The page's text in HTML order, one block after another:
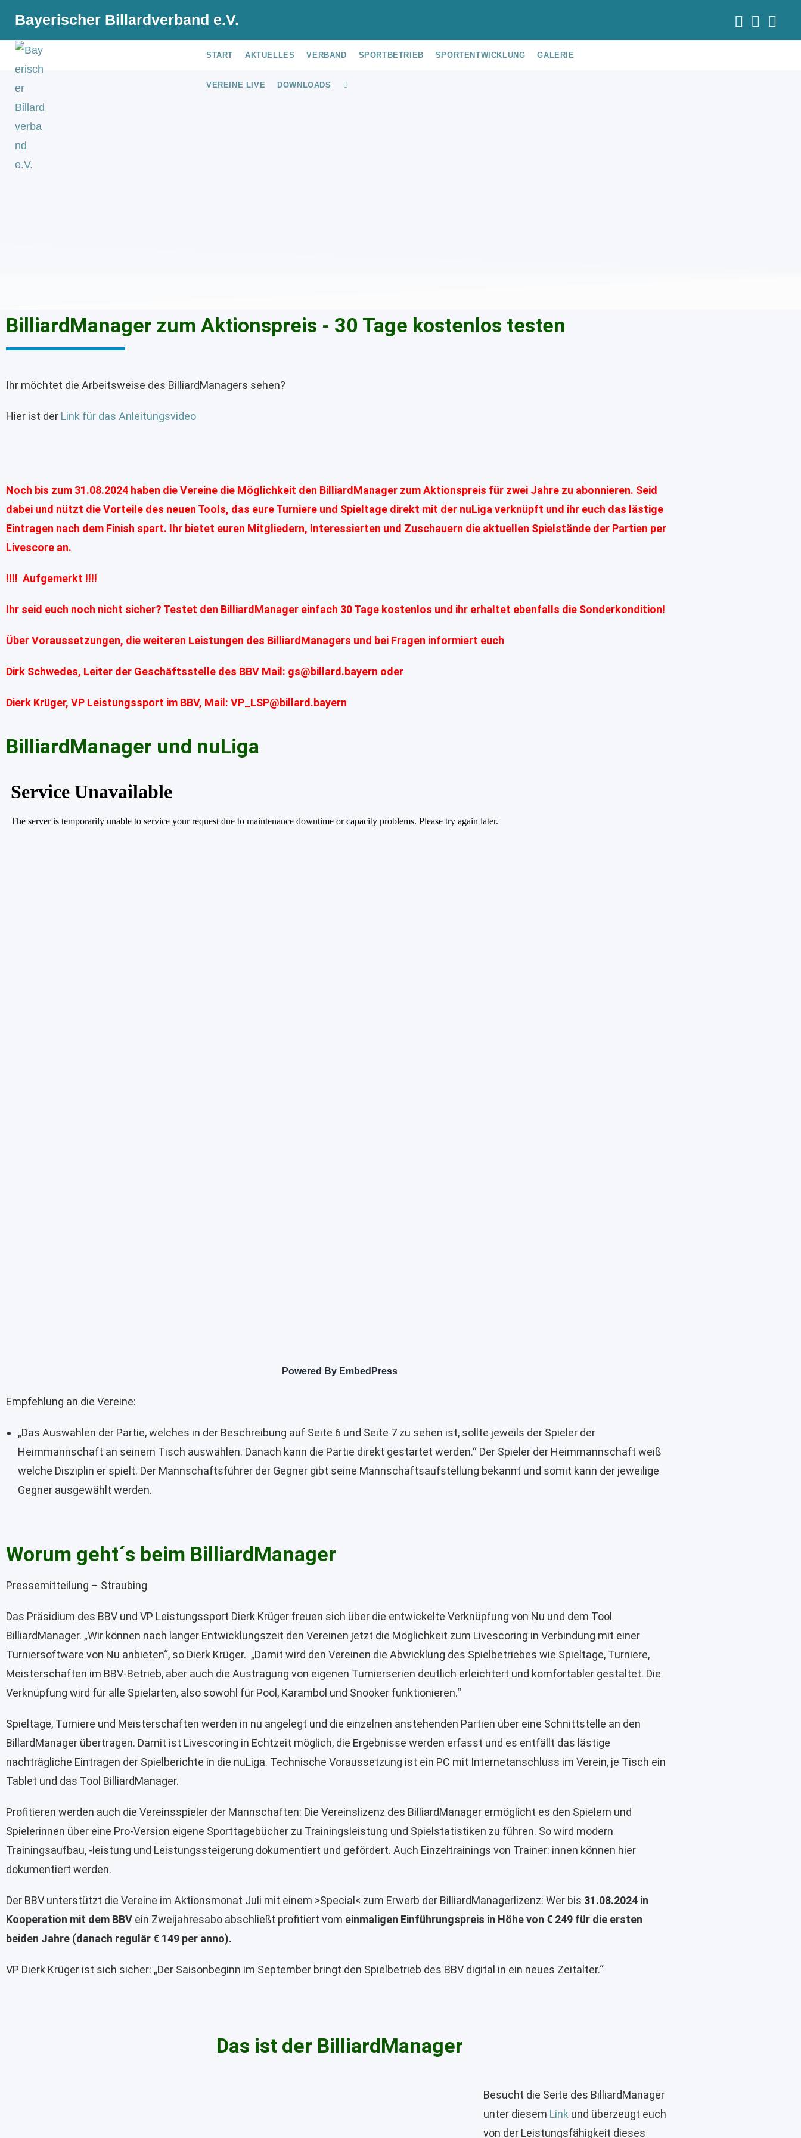
Bayerischer Billardverband e.V.
START AKTUELLES VERBAND SPORTBETRIEB SPORTENTWICKLUNG GALERIE
VEREINE LIVE DOWNLOADS
BilliardManager zum Aktionspreis - 30 Tage kostenlos testen
Ihr möchtet die Arbeitsweise des BilliardManagers sehen?
Hier ist der Link für das Anleitungsvideo
Noch bis zum 31.08.2024 haben die Vereine die Möglichkeit den BilliardManager zum Aktionspreis für zwei Jahre zu abonnieren. Seid
dabei und nützt die Vorteile des neuen Tools, das eure Turniere und Spieltage direkt mit der nuLiga verknüpft und ihr euch das lästige
Eintragen nach dem Finish spart. Ihr bietet euren Mitgliedern, Interessierten und Zuschauern die aktuellen Spielstände der Partien per
Livescore an.
!!!! Aufgemerkt !!!!
Ihr seid euch noch nicht sicher? Testet den BilliardManager einfach 30 Tage kostenlos und ihr erhaltet ebenfalls die Sonderkondition!
Über Voraussetzungen, die weiteren Leistungen des BilliardManagers und bei Fragen informiert euch
Dirk Schwedes, Leiter der Geschäftsstelle des BBV Mail: gs@billard.bayern oder
Dierk Krüger, VP Leistungssport im BBV, Mail: VP_LSP@billard.bayern
BilliardManager und nuLiga
Powered By EmbedPress
Empfehlung an die Vereine:
„Das Auswählen der Partie, welches in der Beschreibung auf Seite 6 und Seite 7 zu sehen ist, sollte jeweils der Spieler der
Heimmannschaft an seinem Tisch auswählen. Danach kann die Partie direkt gestartet werden.“ Der Spieler der Heimmannschaft weiß
welche Disziplin er spielt. Der Mannschaftsführer der Gegner gibt seine Mannschaftsaufstellung bekannt und somit kann der jeweilige
Gegner ausgewählt werden.
Worum geht´s beim BilliardManager
Pressemitteilung – Straubing
Das Präsidium des BBV und VP Leistungssport Dierk Krüger freuen sich über die entwickelte Verknüpfung von Nu und dem Tool
BilliardManager. „Wir können nach langer Entwicklungszeit den Vereinen jetzt die Möglichkeit zum Livescoring in Verbindung mit einer
Turniersoftware von Nu anbieten“, so Dierk Krüger. „Damit wird den Vereinen die Abwicklung des Spielbetriebes wie Spieltage, Turniere,
Meisterschaften im BBV-Betrieb, aber auch die Austragung von eigenen Turnierserien deutlich erleichtert und komfortabler gestaltet. Die
Verknüpfung wird für alle Spielarten, also sowohl für Pool, Karambol und Snooker funktionieren.“
Spieltage, Turniere und Meisterschaften werden in nu angelegt und die einzelnen anstehenden Partien über eine Schnittstelle an den
BillardManager übertragen. Damit ist Livescoring in Echtzeit möglich, die Ergebnisse werden erfasst und es entfällt das lästige
nachträgliche Eintragen der Spielberichte in die nuLiga. Technische Voraussetzung ist ein PC mit Internetanschluss im Verein, je Tisch ein
Tablet und das Tool BilliardManager.
Profitieren werden auch die Vereinsspieler der Mannschaften: Die Vereinslizenz des BilliardManager ermöglicht es den Spielern und
Spielerinnen über eine Pro-Version eigene Sporttagebücher zu Trainingsleistung und Spielstatistiken zu führen. So wird modern
Trainingsaufbau, -leistung und Leistungssteigerung dokumentiert und gefördert. Auch Einzeltrainings von Trainer: innen können hier
dokumentiert werden.
Der BBV unterstützt die Vereine im Aktionsmonat Juli mit einem >Special< zum Erwerb der BilliardManagerlizenz: Wer bis 31.08.2024 in
Kooperation mit dem BBV ein Zweijahresabo abschließt profitiert vom einmaligen Einführungspreis in Höhe von € 249 für die ersten
beiden Jahre (danach regulär € 149 per anno).
VP Dierk Krüger ist sich sicher: „Der Saisonbeginn im September bringt den Spielbetrieb des BBV digital in ein neues Zeitalter.“
Das ist der BilliardManager
Besucht die Seite des BilliardManager
unter diesem Link und überzeugt euch
von der Leistungsfähigkeit dieses